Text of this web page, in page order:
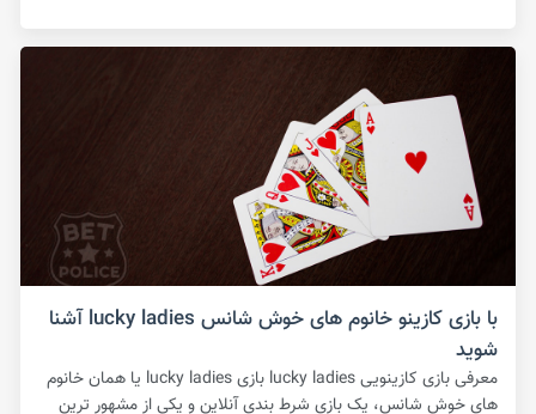
با بازی کازینو خانوم های خوش شانس lucky ladies آشنا
شوید
معرفی بازی کازینویی lucky ladies بازی lucky ladies یا همان خانوم
های خوش شانس، یک بازی شرط بندی آنلاین و یکی از مشهور ترین